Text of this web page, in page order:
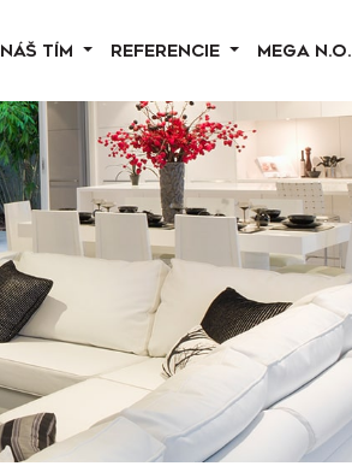
NÁŠ TÍM REFERENCIE MEGA N.O.